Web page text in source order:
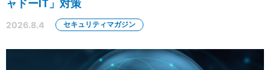
ャドーIT」対策
2026.8.4 セキュリティマガジン